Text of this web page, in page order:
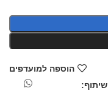
הוספה למועדפים
שיתוף: